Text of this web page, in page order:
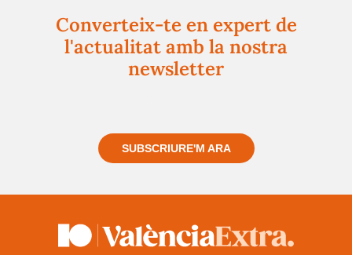
Converteix-te en expert de
l'actualitat amb la nostra
newsletter
SUBSCRIURE'M ARA